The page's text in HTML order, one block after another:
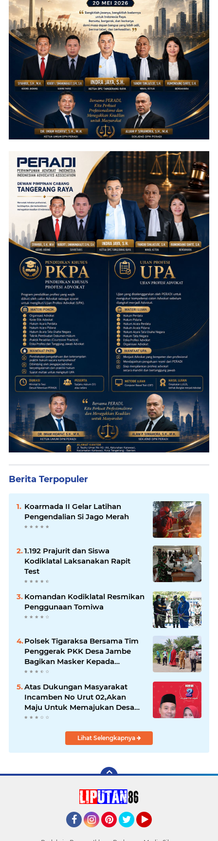
Berita Terpopuler
Koarmada II Gelar Latihan
Pengendalian Si Jago Merah
1.192 Prajurit dan Siswa
Kodiklatal Laksanakan Rapit
Test
Komandan Kodiklatal Resmikan
Penggunaan Tomiwa
Polsek Tigaraksa Bersama Tim
Penggerak PKK Desa Jambe
Bagikan Masker Kepada
Pengguna Jalan
Atas Dukungan Masyarakat
Incamben No Urut 02,Akan
Maju Untuk Memajukan Desa
Tegal Kunir Kidul
Lihat Selengkapnya